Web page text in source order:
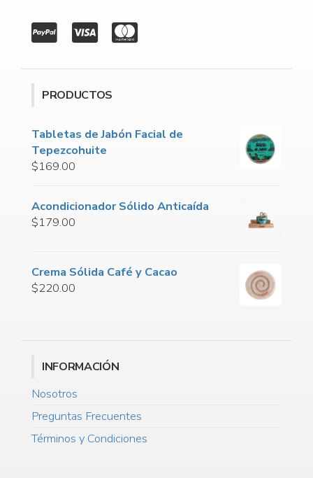
PRODUCTOS
Tabletas de Jabón Facial de
Tepezcohuite
$169.00
Acondicionador Sólido Anticaída
$179.00
Crema Sólida Café y Cacao
$220.00
INFORMACIÓN
Nosotros
Preguntas Frecuentes
Términos y Condiciones